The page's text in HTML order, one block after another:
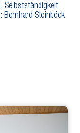
Selbstständigkeit
Bernhard Steinböck